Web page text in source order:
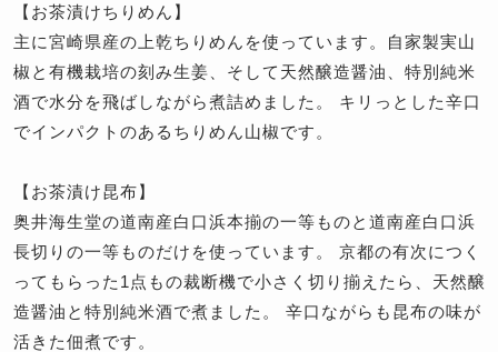
【お茶漬けちりめん】
主に宮崎県産の上乾ちりめんを使っています。自家製実山
椒と有機栽培の刻み生姜、そして天然醸造醤油、特別純米
酒で水分を飛ばしながら煮詰めました。 キリっとした辛口
でインパクトのあるちりめん山椒です。
【お茶漬け昆布】
奥井海生堂の道南産白口浜本揃の一等ものと道南産白口浜
長切りの一等ものだけを使っています。 京都の有次につく
ってもらった1点もの裁断機で小さく切り揃えたら、天然醸
造醤油と特別純米酒で煮ました。 辛口ながらも昆布の味が
活きた佃煮です。